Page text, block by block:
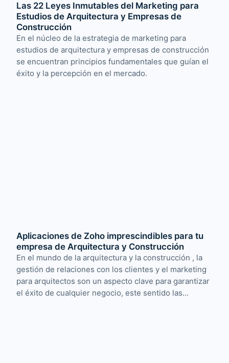
Las 22 Leyes Inmutables del Marketing para
Estudios de Arquitectura y Empresas de
Construcción
En el núcleo de la estrategia de marketing para
estudios de arquitectura y empresas de construcción
se encuentran principios fundamentales que guían el
éxito y la percepción en el mercado.
Aplicaciones de Zoho imprescindibles para tu
empresa de Arquitectura y Construcción
En el mundo de la arquitectura y la construcción , la
gestión de relaciones con los clientes y el marketing
para arquitectos son un aspecto clave para garantizar
el éxito de cualquier negocio, este sentido las…